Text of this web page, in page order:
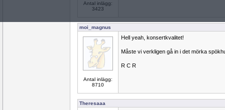
Antal inlägg:
3423
moi_magnus
Antal inlägg:
8710
Hell yeah, konsertkvalitet!
Måste vi verkligen gå in i det mörka
R C R
Theresaaa